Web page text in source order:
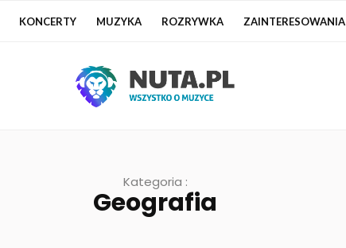
KONCERTY MUZYKA ROZRYWKA ZAINTERESOWANIA
Kategoria :
Geografia